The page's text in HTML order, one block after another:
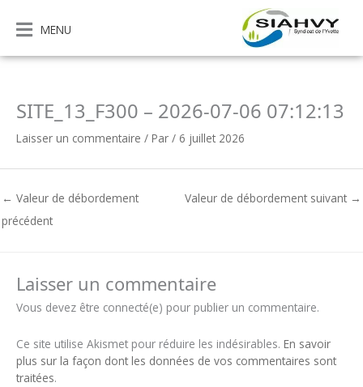
contenu
MENU
SITE_13_F300 – 2026-07-06 07:12:13
Laisser un commentaire / Par / 6 juillet 2026
← Valeur de débordement
précédent
Valeur de débordement suivant →
Laisser un commentaire
Vous devez être connecté(e) pour publier un commentaire.
Ce site utilise Akismet pour réduire les indésirables. En savoir
plus sur la façon dont les données de vos commentaires sont
traitées.